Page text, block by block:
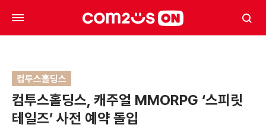
컴투스홀딩스
컴투스홀딩스, 캐주얼 MMORPG ‘스피릿
테일즈’ 사전 예약 돌입